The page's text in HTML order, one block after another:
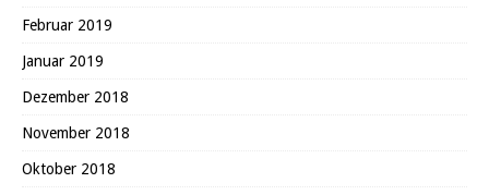
Februar 2019
Januar 2019
Dezember 2018
November 2018
Oktober 2018